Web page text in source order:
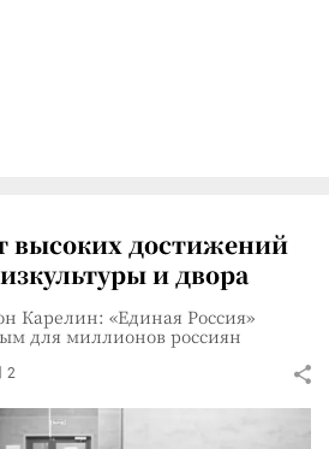
высоких достижений
и двора
Карелин: «Единая Россия»
для миллионов россиян
2